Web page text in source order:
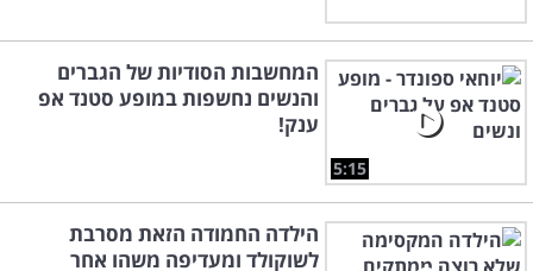
5:15
המחשבות הסודיות של הגברים
והנשים נחשפות במופע סטנד אפ
ענק!
הילדה החמודה הזאת מסרבת
לשוקולד ומעדיפה משהו אחר